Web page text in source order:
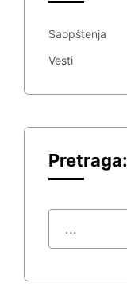
Saopštenja
Vesti
Pretraga: